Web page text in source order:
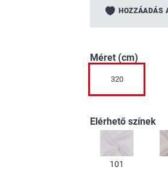
HOZZÁADÁS
Méret (cm)
320
Elérhető színek
101